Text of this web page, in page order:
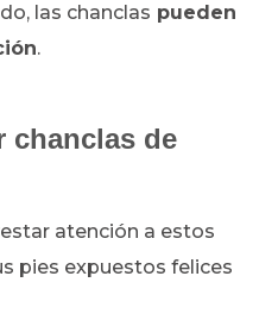
las chanclas pueden
.
chanclas de
atención a estos
pies expuestos felices